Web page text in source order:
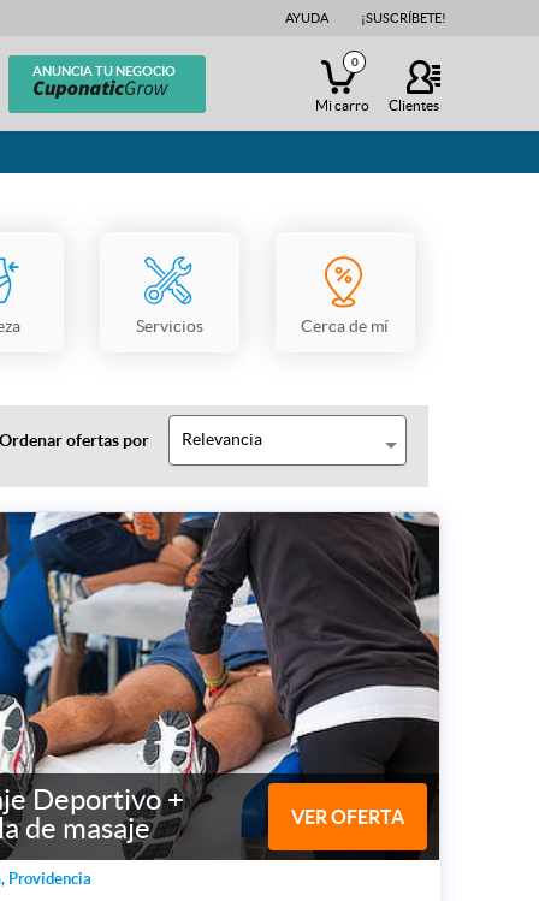
AYUDA ¡SUSCRÍBETE!
ANUNCIA TU NEGOCIO
Clientes
0
Mi carro
Servicios Cerca de mí
Ordenar ofertas por Relevancia
Deportivo +
de masaje
VER OFERTA
Providencia